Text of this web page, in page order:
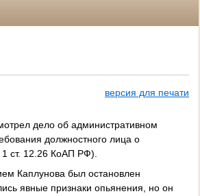
версия для печати
дело об административном
должностного лица о
ст. 12.26 КоАП РФ).
Каплунова был остановлен
явные признаки опьянения, но он